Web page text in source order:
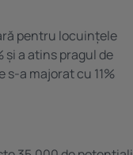
pentru locuințele
și a atins pragul de
a majorat cu 11%